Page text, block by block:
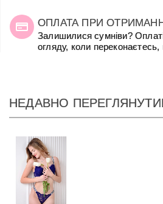
ОПЛАТА ПРИ
Залишилися сумніви?
огляду, коли
НЕДАВНО